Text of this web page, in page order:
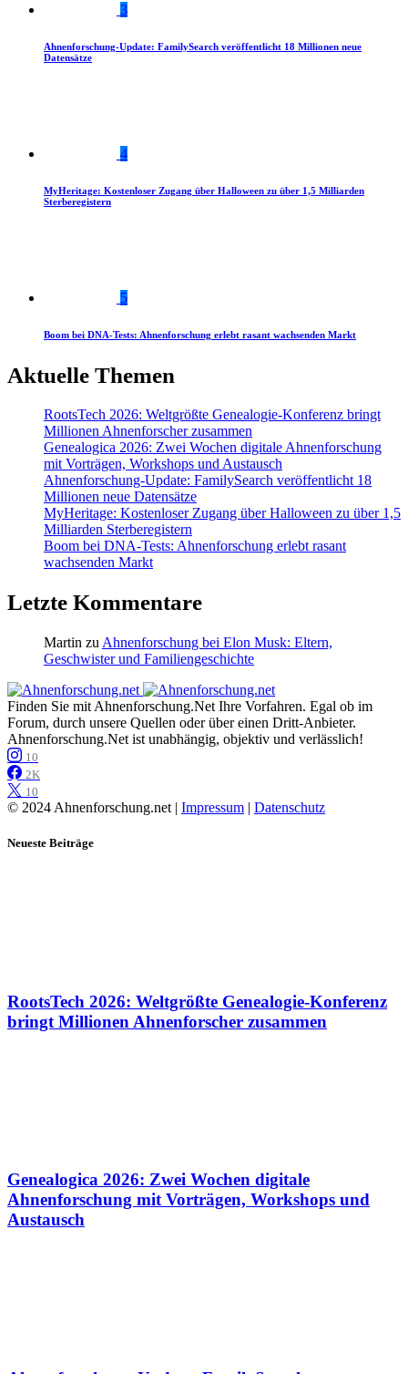
3
Ahnenforschung-Update: FamilySearch veröffentlicht 18 Millionen neue
Datensätze
4
MyHeritage: Kostenloser Zugang über Halloween zu über 1,5 Milliarden
Sterberegistern
5
Boom bei DNA-Tests: Ahnenforschung erlebt rasant wachsenden Markt
Aktuelle Themen
RootsTech 2026: Weltgrößte Genealogie-Konferenz bringt
Millionen Ahnenforscher zusammen
Genealogica 2026: Zwei Wochen digitale Ahnenforschung
mit Vorträgen, Workshops und Austausch
Ahnenforschung-Update: FamilySearch veröffentlicht 18
Millionen neue Datensätze
MyHeritage: Kostenloser Zugang über Halloween zu über 1,5
Milliarden Sterberegistern
Boom bei DNA-Tests: Ahnenforschung erlebt rasant
wachsenden Markt
Letzte Kommentare
Martin zu Ahnenforschung bei Elon Musk: Eltern,
Geschwister und Familiengeschichte
Finden Sie mit Ahnenforschung.Net Ihre Vorfahren. Egal ob im
Forum, durch unsere Quellen oder über einen Dritt-Anbieter.
Ahnenforschung.Net ist unabhängig, objektiv und verlässlich!
10
2K
10
© 2024 Ahnenforschung.net | Impressum | Datenschutz
Neueste Beiträge
RootsTech 2026: Weltgrößte Genealogie-Konferenz
bringt Millionen Ahnenforscher zusammen
Genealogica 2026: Zwei Wochen digitale
Ahnenforschung mit Vorträgen, Workshops und
Austausch